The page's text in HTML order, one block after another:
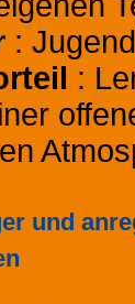
:
:
und